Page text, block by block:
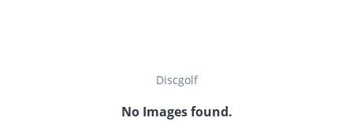
Discgolf
No Images found.